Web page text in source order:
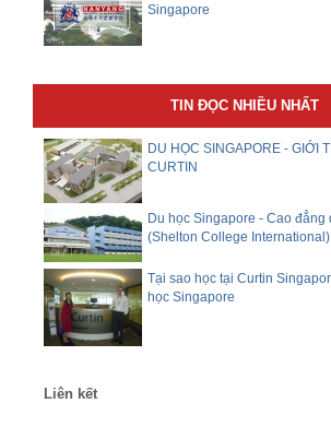
Singapore
TIN ĐỌC NHIỀU NHẤT
DU HỌC SINGAPORE - GIỚI
CURTIN
Du học Singapore - Cao đẳng
(Shelton College International)
Tại sao học tại Curtin
học Singapore
Liên kết